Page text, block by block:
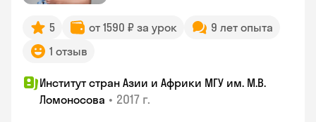
5 от 1590 ₽ за урок
9 лет опыта
1 отзыв
Институт стран Азии и Африки МГУ им. М.В.
Ломоносова • 2017 г.